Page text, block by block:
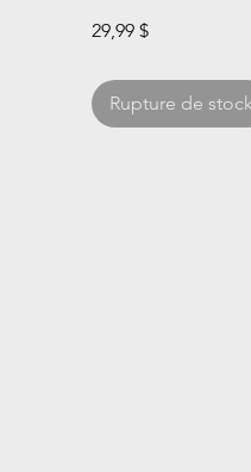
29,99 $Prix
Rupture de